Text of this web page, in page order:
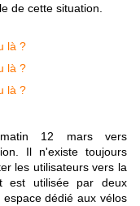
de cette situation.
12 mars vers
Il n'existe toujours
les utilisateurs vers la
est utilisée par deux
dédié aux vélos